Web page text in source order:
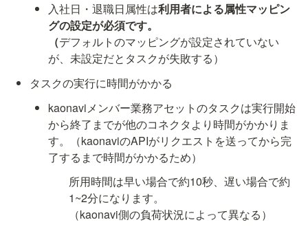
入社日・退職日属性は利用者による属性マッピン
グの設定が必須です。
（デフォルトのマッピングが設定されていない
が、未設定だとタスクが失敗する）
タスクの実行に時間がかかる
kaonaviメンバー業務アセットのタスクは実行開始
から終了までが他のコネクタより時間がかかりま
す。（kaonaviのAPIがリクエストを送ってから完
了するまで時間がかかるため）
所用時間は早い場合で約10秒、遅い場合で約
1~2分になります。
（kaonavi側の負荷状況によって異なる）